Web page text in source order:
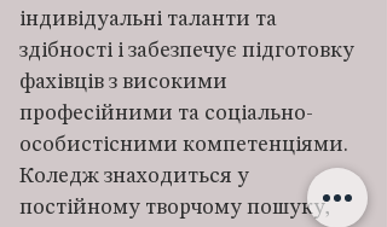
індивідуальні таланти та
здібності і забезпечує підготовку
фахівців з високими
професійними та соціально-
особистісними компетенціями.
Коледж знаходиться у
постійному творчому пошуку,